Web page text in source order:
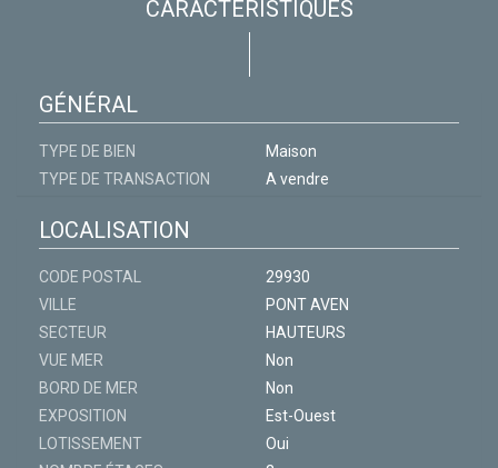
CARACTÉRISTIQUES
GÉNÉRAL
TYPE DE BIEN
Maison
TYPE DE TRANSACTION
A vendre
LOCALISATION
CODE POSTAL
29930
VILLE
PONT AVEN
SECTEUR
HAUTEURS
VUE MER
Non
BORD DE MER
Non
EXPOSITION
Est-Ouest
LOTISSEMENT
Oui